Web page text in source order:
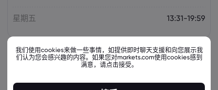
星期五 13:31-19:59
相关金融票据
资产 出售 买入 更改(%)：
我们使用cookies来做一些事情，如提供即时聊天支援和向您展示我
们认为您会感兴趣的内容。如果您对markets.com使用cookies感到
满意，请点击接受。